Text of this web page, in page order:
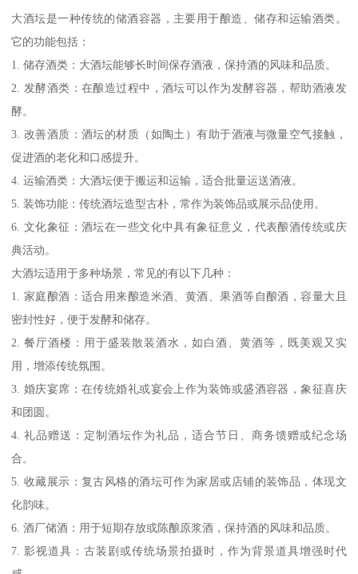
大酒坛是一种传统的储酒容器，主要用于酿造、储存和运输酒类。
它的功能包括：
1. 储存酒类：大酒坛能够长时间保存酒液，保持酒的风味和品质。
2. 发酵酒类：在酿造过程中，酒坛可以作为发酵容器，帮助酒液发
酵。
3. 改善酒质：酒坛的材质（如陶土）有助于酒液与微量空气接触，
促进酒的老化和口感提升。
4. 运输酒类：大酒坛便于搬运和运输，适合批量运送酒液。
5. 装饰功能：传统酒坛造型古朴，常作为装饰品或展示品使用。
6. 文化象征：酒坛在一些文化中具有象征意义，代表酿酒传统或庆
典活动。
大酒坛适用于多种场景，常见的有以下几种：
1. 家庭酿酒：适合用来酿造米酒、黄酒、果酒等自酿酒，容量大且
密封性好，便于发酵和储存。
2. 餐厅酒楼：用于盛装散装酒水，如白酒、黄酒等，既美观又实
用，增添传统氛围。
3. 婚庆宴席：在传统婚礼或宴会上作为装饰或盛酒容器，象征喜庆
和团圆。
4. 礼品赠送：定制酒坛作为礼品，适合节日、商务馈赠或纪念场
合。
5. 收藏展示：复古风格的酒坛可作为家居或店铺的装饰品，体现文
化韵味。
6. 酒厂储酒：用于短期存放或陈酿原浆酒，保持酒的风味和品质。
7. 影视道具：古装剧或传统场景拍摄时，作为背景道具增强时代